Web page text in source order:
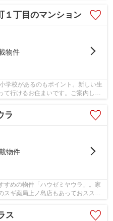
１丁目のマンション
物件
学校があるのもポイント。新しい生
て行けるお住まいです。ご案内して
ラ
物件
すめの物件「ハウゼミヤウラ」。家
スギ薬局上ノ島店もあっておスス
ス